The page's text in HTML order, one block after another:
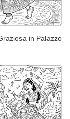
in Palazzo